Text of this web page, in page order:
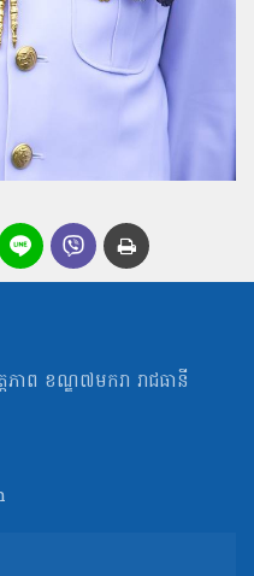
ាព ខណ្ឌ៧មករា រាជធានី